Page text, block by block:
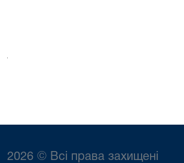
2026 © Всі права захищені